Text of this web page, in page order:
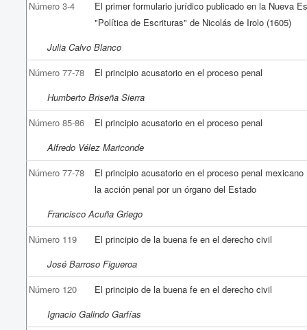
Número 3-4
El primer formulario jurídico publicado en la Nueva
"Política de Escrituras" de Nicolás de Irolo (1605)
Julia Calvo Blanco
Número 77-78
El principio acusatorio en el proceso penal
Humberto Briseña Sierra
Número 85-86
El principio acusatorio en el proceso penal
Alfredo Vélez Mariconde
Número 77-78
El principio acusatorio en el proceso penal mexicano
la acción penal por un órgano del Estado
Francisco Acuña Griego
Número 119
El principio de la buena fe en el derecho civil
José Barroso Figueroa
Número 120
El principio de la buena fe en el derecho civil
Ignacio Galindo Garfías